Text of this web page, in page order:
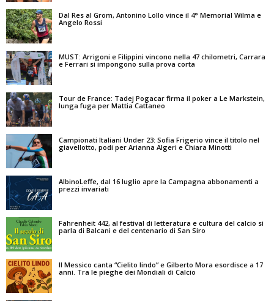
Dal Res al Grom, Antonino Lollo vince il 4° Memorial Wilma e
Angelo Rossi
MUST: Arrigoni e Filippini vincono nella 47 chilometri, Carrara
e Ferrari si impongono sulla prova corta
Tour de France: Tadej Pogacar firma il poker a Le Markstein,
lunga fuga per Mattia Cattaneo
Campionati Italiani Under 23: Sofia Frigerio vince il titolo nel
giavellotto, podi per Arianna Algeri e Chiara Minotti
AlbinoLeffe, dal 16 luglio apre la Campagna abbonamenti a
prezzi invariati
Fahrenheit 442, al festival di letteratura e cultura del calcio si
parla di Balcani e del centenario di San Siro
Il Messico canta “Cielito lindo” e Gilberto Mora esordisce a 17
anni. Tra le pieghe dei Mondiali di Calcio